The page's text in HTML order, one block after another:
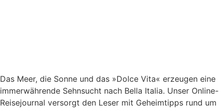
Das Meer, die Sonne und das »Dolce Vita« erzeugen eine
immerwährende Sehnsucht nach Bella Italia. Unser Online-
Reisejournal versorgt den Leser mit Geheimtipps rund um